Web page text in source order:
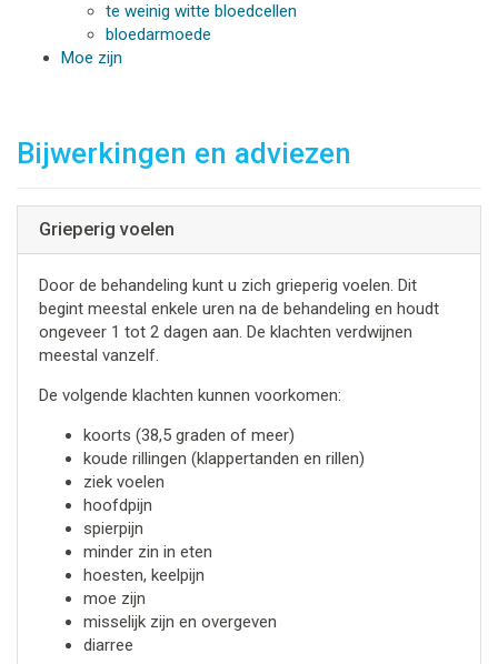
te weinig witte bloedcellen
bloedarmoede
Moe zijn
Bijwerkingen en adviezen
Grieperig voelen
Door de behandeling kunt u zich grieperig voelen. Dit
begint meestal enkele uren na de behandeling en houdt
ongeveer 1 tot 2 dagen aan. De klachten verdwijnen
meestal vanzelf.
De volgende klachten kunnen voorkomen:
koorts (38,5 graden of meer)
koude rillingen (klappertanden en rillen)
ziek voelen
hoofdpijn
spierpijn
minder zin in eten
hoesten, keelpijn
moe zijn
misselijk zijn en overgeven
diarree